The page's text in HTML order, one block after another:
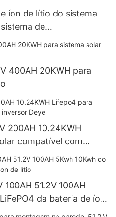
íon de lítio do sistema
de
solar da grade
400AH 20KWH para
200AH 10.24KWH
compatível com
​​51.2V 100AH
da bateria de íon